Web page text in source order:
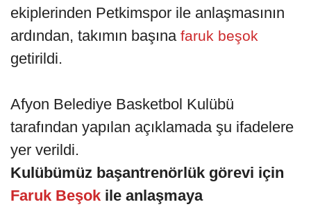
ekiplerinden Petkimspor ile anlaşmasının
ardından, takımın başına faruk beşok
getirildi.
Afyon Belediye Basketbol Kulübü
tarafından yapılan açıklamada şu ifadelere
yer verildi.
Kulübümüz başantrenörlük görevi için
Faruk Beşok ile anlaşmaya